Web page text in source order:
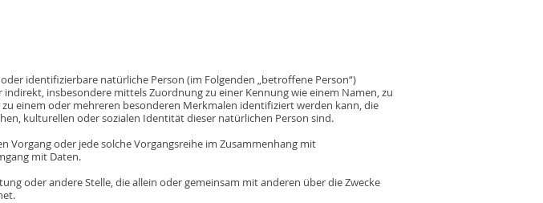
identifizierbare natürliche Person (im Folgenden „betroffene Person“)
insbesondere mittels Zuordnung zu einer Kennung wie einem Namen, zu
einem oder mehreren besonderen Merkmalen identifiziert werden kann, die
kulturellen oder sozialen Identität dieser natürlichen Person sind.
oder jede solche Vorgangsreihe im Zusammenhang mit
mit Daten.
oder andere Stelle, die allein oder gemeinsam mit anderen über die Zwecke